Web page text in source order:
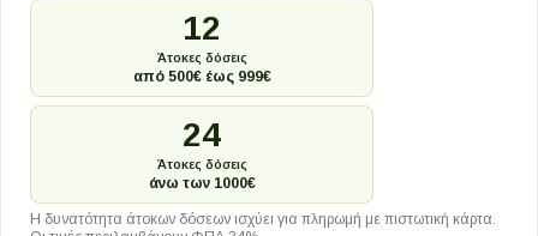
12
Άτοκες δόσεις
από 500€ έως 999€
24
Άτοκες δόσεις
άνω των 1000€
Η δυνατότητα άτοκων δόσεων ισχύει για πληρωμή με πιστωτική κάρτα.